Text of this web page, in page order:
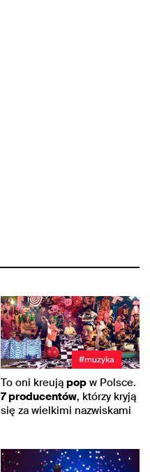
#muzyka
To oni kreują pop w Polsce.
7 producentów, którzy kryją
się za wielkimi nazwiskami